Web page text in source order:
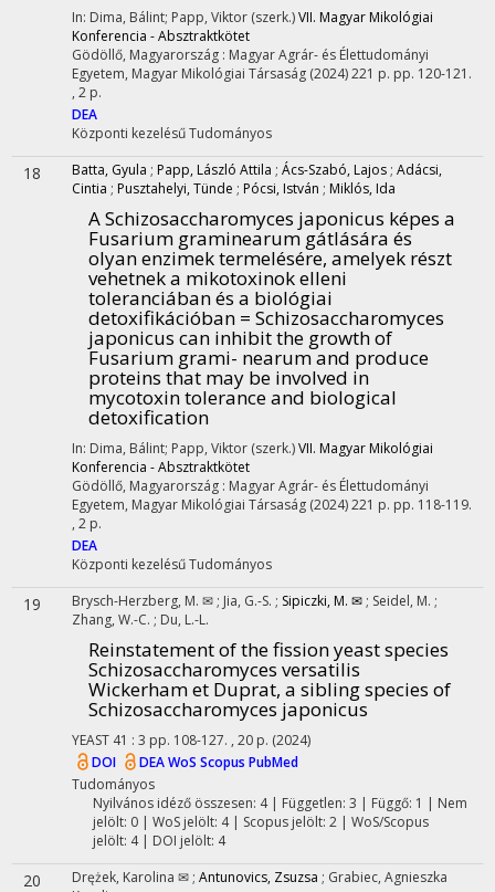
In: Dima, Bálint; Papp, Viktor (szerk.)VII. Magyar Mikológiai
Konferencia - Absztraktkötet
Gödöllő, Magyarország : Magyar Agrár- és Élettudományi
Egyetem, Magyar Mikológiai Társaság (2024)221 p. pp. 120-121.
, 2 p.
DEA
Központi kezelésűTudományos
18 Batta, Gyula ; Papp, László Attila ; Ács-Szabó, Lajos ; Adácsi,
Cintia ; Pusztahelyi, Tünde ; Pócsi, István ; Miklós, Ida
A Schizosaccharomyces japonicus képes a
Fusarium graminearum gátlására és
olyan enzimek termelésére, amelyek részt
vehetnek a mikotoxinok elleni
toleranciában és a biológiai
detoxifikációban = Schizosaccharomyces
japonicus can inhibit the growth of
Fusarium grami- nearum and produce
proteins that may be involved in
mycotoxin tolerance and biological
detoxification
In: Dima, Bálint; Papp, Viktor (szerk.)VII. Magyar Mikológiai
Konferencia - Absztraktkötet
Gödöllő, Magyarország : Magyar Agrár- és Élettudományi
Egyetem, Magyar Mikológiai Társaság (2024)221 p. pp. 118-119.
, 2 p.
DEA
Központi kezelésűTudományos
19 Brysch-Herzberg, M. ✉ ; Jia, G.-S. ; Sipiczki, M. ✉ ; Seidel, M. ;
Zhang, W.-C. ; Du, L.-L.
Reinstatement of the fission yeast species
Schizosaccharomyces versatilis
Wickerham et Duprat, a sibling species of
Schizosaccharomyces japonicus
YEAST 41 : 3 pp. 108-127. , 20 p. (2024)
DOI
DEAWoS Scopus PubMed
Tudományos
Nyilvános idéző összesen: 4| Független: 3 | Függő: 1 | Nem
jelölt: 0 | WoS jelölt: 4 | Scopus jelölt: 2 | WoS/Scopus
jelölt: 4 | DOI jelölt: 4
20 Drężek, Karolina ✉ ; Antunovics, Zsuzsa ; Grabiec, Agnieszka